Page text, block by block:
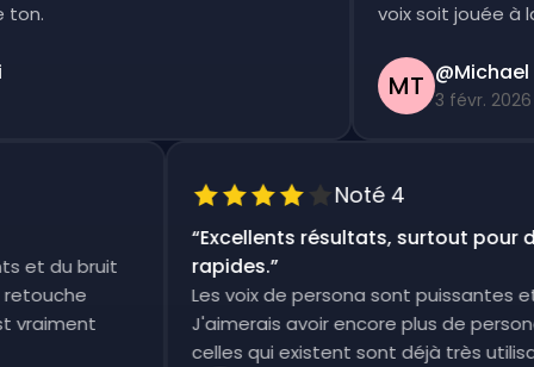
voix soit jouée à la
MT @Michael
3 févr. 2026
et du bruit
retouche
vraiment
Noté 4
“Excellents résultats, surtout
rapides.
Les voix de persona sont
J'aimerais avoir encore plus de
celles qui existent sont déjà très